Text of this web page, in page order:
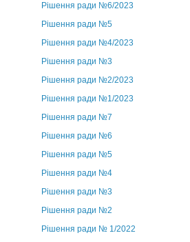
Рішення ради №6/2023
Рішення ради №5
Рішення ради №4/2023
Рішення ради №3
Рішення ради №2/2023
Рішення ради №1/2023
Рішення ради №7
Рішення ради №6
Рішення ради №5
Рішення ради №4
Рішення ради №3
Рішення ради №2
Рішення ради № 1/2022